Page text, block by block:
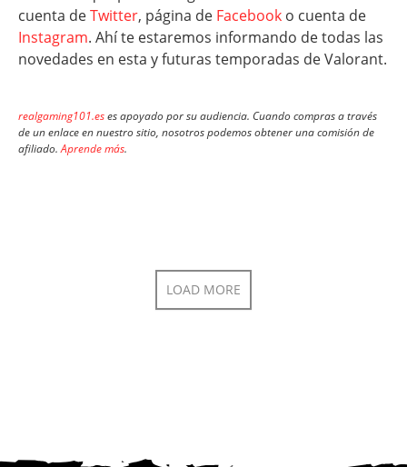
cuenta deTwitter, página de Facebook o cuenta de
Instagram. Ahí te estaremos informando de todas las
novedades en esta y futuras temporadas de Valorant.
realgaming101.eses apoyado por su audiencia. Cuando compras a través
de un enlace en nuestro sitio, nosotros podemos obtener una comisión de
afiliado.Aprende más.
LOAD MORE